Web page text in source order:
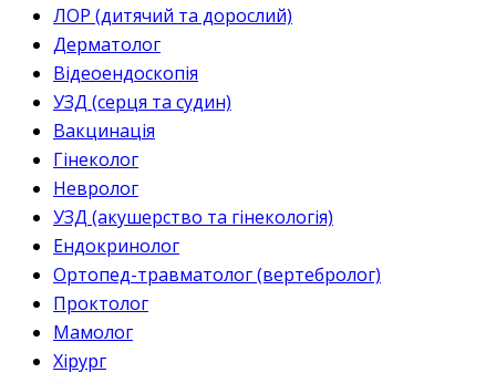
ЛОР (дитячий та дорослий)
Дерматолог
Відеоендоскопія
УЗД (серця та судин)
Вакцинація
Гінеколог
Невролог
УЗД (акушерство та гінекологія)
Ендокринолог
Ортопед-травматолог (вертебролог)
Проктолог
Мамолог
Хірург